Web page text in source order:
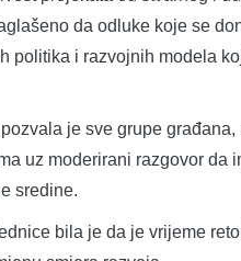
da odluke koje se
politika i razvojnih modela
je sve grupe
uz moderirani razgovor da
sredine.
bila je da je vrijeme